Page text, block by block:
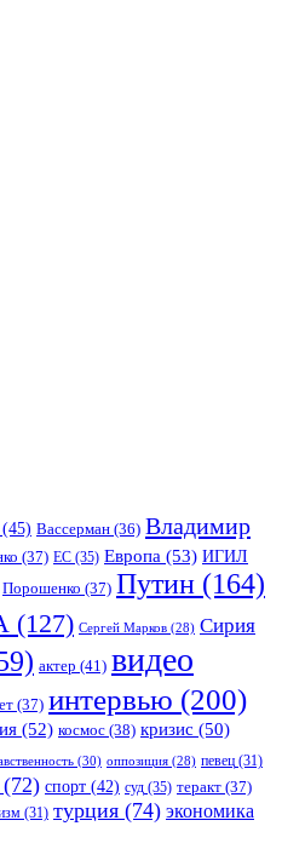
(45) Вассерман (36) Владимир
(37) ЕС (35) Европа (53) ИГИЛ
Порошенко (37) Путин (164)
(127) Сергей Марков (28) Сирия
актер (41) видео
(37) интервью (200)
(52) космос (38) кризис (50)
(30) оппозиция (28) певец (31)
(72) спорт (42) суд (35) теракт (37)
(31) турция (74) экономика